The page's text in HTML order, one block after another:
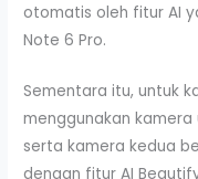
otomatis oleh fitur AI
Note 6 Pro.
Sementara itu, untuk
menggunakan
serta kamera kedua
dengan fitur AI